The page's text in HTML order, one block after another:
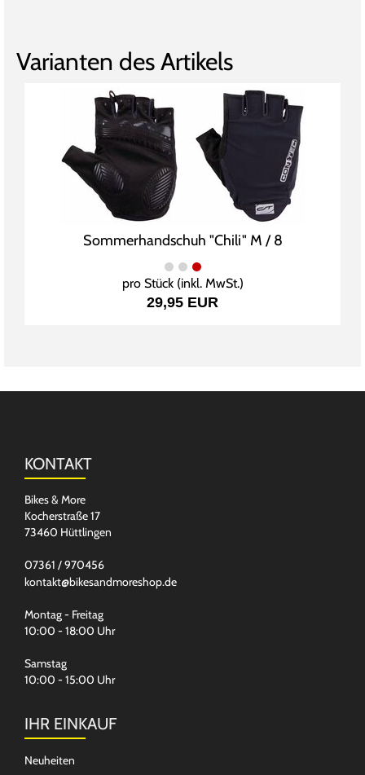
Varianten des Artikels
Sommerhandschuh "Chili" M / 8
pro Stück (inkl. MwSt.)
29,95 EUR
KONTAKT
Bikes & More
Kocherstraße 17
73460 Hüttlingen
07361 / 970456
kontakt@bikesandmoreshop.de
Montag - Freitag
10:00 - 18:00 Uhr
Samstag
10:00 - 15:00 Uhr
IHR EINKAUF
Neuheiten